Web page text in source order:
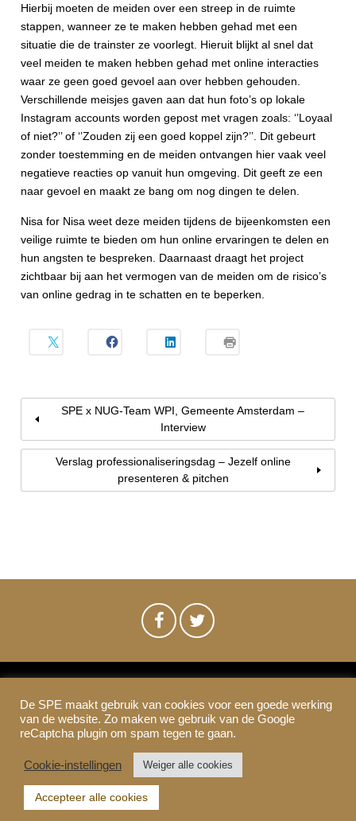
Hierbij moeten de meiden over een streep in de ruimte
stappen, wanneer ze te maken hebben gehad met een
situatie die de trainster ze voorlegt. Hieruit blijkt al snel dat
veel meiden te maken hebben gehad met online interacties
waar ze geen goed gevoel aan over hebben gehouden.
Verschillende meisjes gaven aan dat hun foto’s op lokale
Instagram accounts worden gepost met vragen zoals: ‘’Loyaal
of niet?’’ of ‘’Zouden zij een goed koppel zijn?’’. Dit gebeurt
zonder toestemming en de meiden ontvangen hier vaak veel
negatieve reacties op vanuit hun omgeving. Dit geeft ze een
naar gevoel en maakt ze bang om nog dingen te delen.
Nisa for Nisa weet deze meiden tijdens de bijeenkomsten een
veilige ruimte te bieden om hun online ervaringen te delen en
hun angsten te bespreken. Daarnaast draagt het project
zichtbaar bij aan het vermogen van de meiden om de risico’s
van online gedrag in te schatten en te beperken.
SPE x NUG-Team WPI, Gemeente Amsterdam –
Interview
Verslag professionaliseringsdag – Jezelf online
presenteren & pitchen
SPE-Amsterdam © 2021
Colofon & Disclaimer
Privacy Cookies
De SPE maakt gebruik van cookies voor een goede werking
van de website. Zo maken we gebruik van de Google
reCaptcha plugin om spam tegen te gaan.
Cookie-instellingen Weiger alle cookies
Accepteer alle cookies